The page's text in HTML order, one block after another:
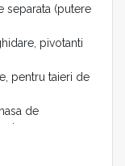
separata (putere
pivotanti
pentru taieri de
de